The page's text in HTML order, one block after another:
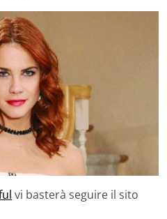
vi basterà seguire il sito